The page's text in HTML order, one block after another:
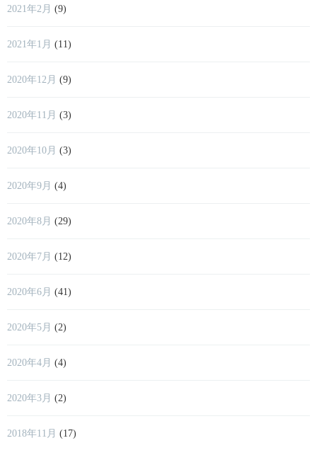
2021年2月 (9)
2021年1月 (11)
2020年12月 (9)
2020年11月 (3)
2020年10月 (3)
2020年9月 (4)
2020年8月 (29)
2020年7月 (12)
2020年6月 (41)
2020年5月 (2)
2020年4月 (4)
2020年3月 (2)
2018年11月 (17)